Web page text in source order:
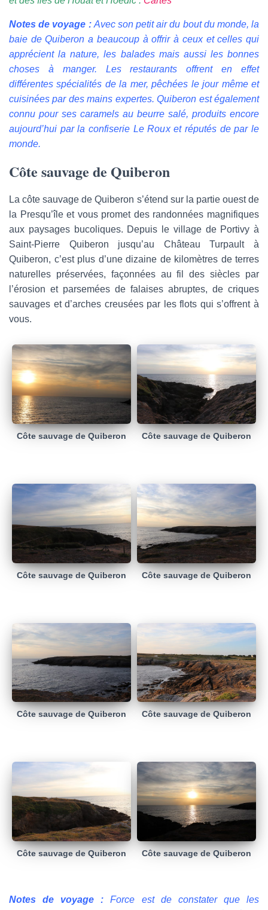
Notes de voyage : Avec son petit air du bout du monde, la
baie de Quiberon a beaucoup à offrir à ceux et celles qui
apprécient la nature, les balades mais aussi les bonnes
choses à manger. Les restaurants offrent en effet
différentes spécialités de la mer, pêchées le jour même et
cuisinées par des mains expertes. Quiberon est également
connu pour ses caramels au beurre salé, produits encore
aujourd’hui par la confiserie Le Roux et réputés de par le
monde.
Côte sauvage de Quiberon
La côte sauvage de Quiberon s’étend sur la partie ouest de
la Presqu’île et vous promet des randonnées magnifiques
aux paysages bucoliques. Depuis le village de Portivy à
Saint-Pierre Quiberon jusqu’au Château Turpault à
Quiberon, c’est plus d’une dizaine de kilomètres de terres
naturelles préservées, façonnées au fil des siècles par
l’érosion et parsemées de falaises abruptes, de criques
sauvages et d’arches creusées par les flots qui s’offrent à
vous.
Côte sauvage de Quiberon Côte sauvage de Quiberon
Côte sauvage de Quiberon Côte sauvage de Quiberon
Côte sauvage de Quiberon Côte sauvage de Quiberon
Côte sauvage de Quiberon Côte sauvage de Quiberon
Notes de voyage :
Force est de constater que les